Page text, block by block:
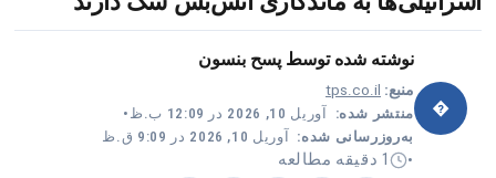
�
نوشته شده توسط پسح بنسون
منبع: tps.co.il
منتشر شده: آوریل 10, 2026 در 12:09 ب.ظ
•
به‌روزرسانی شده:
آوریل 10, 2026 در 9:09 ق.ظ
•
1 دقیقه مطالعه